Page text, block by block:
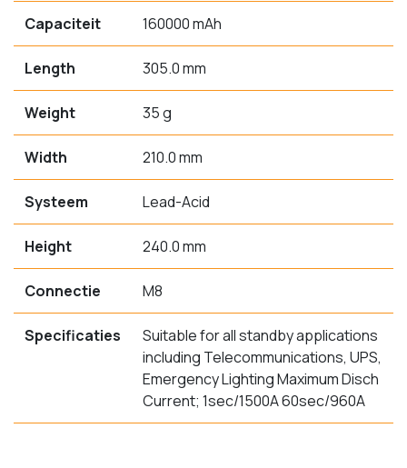
Capaciteit 160000 mAh
Length 305.0 mm
Weight 35 g
Width 210.0 mm
Systeem Lead-Acid
Height 240.0 mm
Connectie M8
Specificaties
Suitable for all standby applications
including Telecommunications, UPS,
Emergency Lighting Maximum Disch
Current; 1sec/1500A 60sec/960A